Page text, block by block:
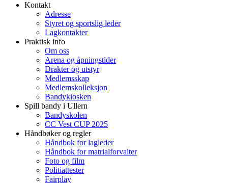
Kontakt
Adresse
Styret og sportslig leder
Lagkontakter
Praktisk info
Om oss
Arena og åpningstider
Drakter og utstyr
Medlemsskap
Medlemskolleksjon
Bandykiosken
Spill bandy i Ullern
Bandyskolen
CC Vest CUP 2025
Håndbøker og regler
Håndbok for lagleder
Håndbok for matrialforvalter
Foto og film
Politiattester
Fairplay